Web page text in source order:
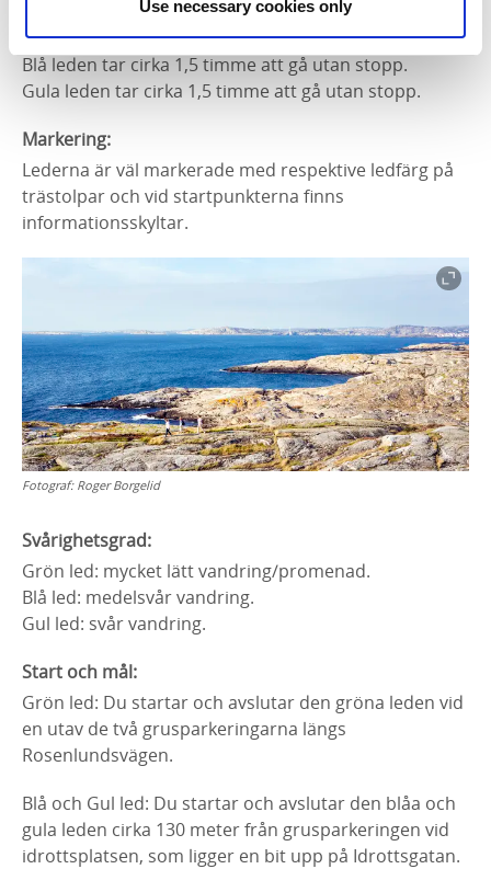
Use necessary cookies only
Gröna leden tar cirka 30 minuter att gå utan stopp.
Blå leden tar cirka 1,5 timme att gå utan stopp.
Gula leden tar cirka 1,5 timme att gå utan stopp.
Markering:
Lederna är väl markerade med respektive ledfärg på
trästolpar och vid startpunkterna finns
informationsskyltar.
Fotograf: Roger Borgelid
Svårighetsgrad:
Grön led: mycket lätt vandring/promenad.
Blå led: medelsvår vandring.
Gul led: svår vandring.
Start och mål:
Grön led: Du startar och avslutar den gröna leden vid
en utav de två grusparkeringarna längs
Rosenlundsvägen.
Blå och Gul led: Du startar och avslutar den blåa och
gula leden cirka 130 meter från grusparkeringen vid
idrottsplatsen, som ligger en bit upp på Idrottsgatan.